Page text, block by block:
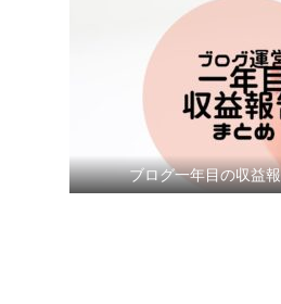
ブログ一年目の収益